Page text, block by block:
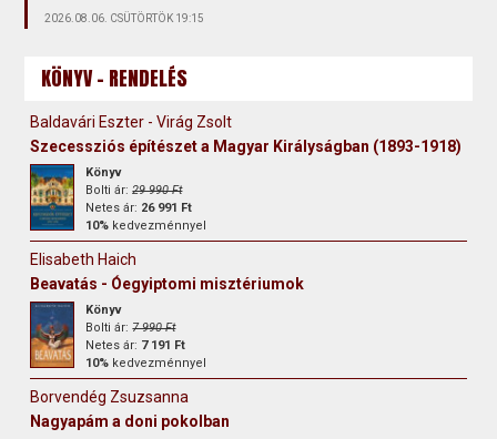
2026.08.06. CSÜTÖRTÖK 19:15
KÖNYV - RENDELÉS
Baldavári Eszter - Virág Zsolt
Szecessziós építészet a Magyar Királyságban (1893-1918)
Könyv
Bolti ár:29 990 Ft
Netes ár: 26 991 Ft
10% kedvezménnyel
Elisabeth Haich
Beavatás - Óegyiptomi misztériumok
Könyv
Bolti ár:7 990 Ft
Netes ár: 7 191 Ft
10% kedvezménnyel
Borvendég Zsuzsanna
Nagyapám a doni pokolban